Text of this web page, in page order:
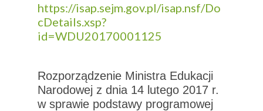
https://isap.sejm.gov.pl/isap.nsf/Do
cDetails.xsp?
id=WDU20170001125
Rozporządzenie Ministra Edukacji
Narodowej z dnia 14 lutego 2017 r.
w sprawie podstawy programowej